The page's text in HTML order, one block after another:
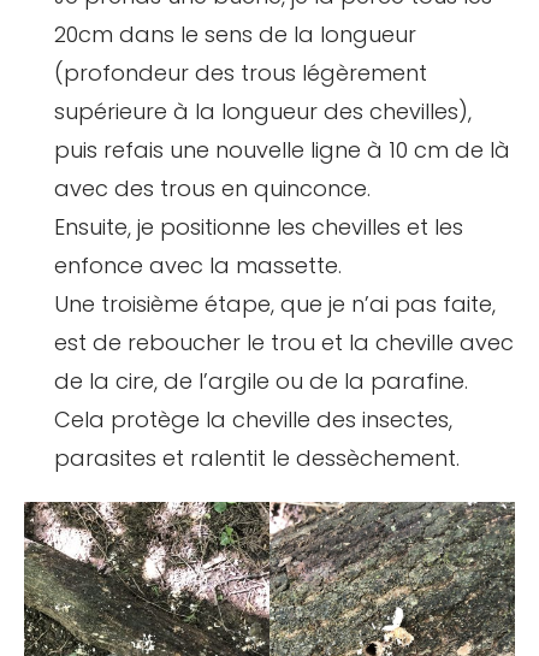
20cm dans le sens de la longueur
(profondeur des trous légèrement
supérieure à la longueur des chevilles),
puis refais une nouvelle ligne à 10 cm de là
avec des trous en quinconce.
Ensuite, je positionne les chevilles et les
enfonce avec la massette.
Une troisième étape, que je n’ai pas faite,
est de reboucher le trou et la cheville avec
de la cire, de l’argile ou de la parafine.
Cela protège la cheville des insectes,
parasites et ralentit le dessèchement.